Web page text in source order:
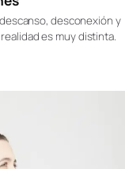
desconexión y
es muy distinta.